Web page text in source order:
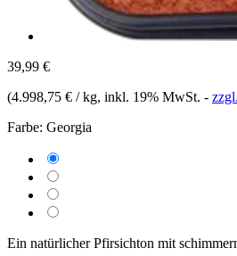
39,99 €
(4.998,75 € / kg, inkl. 19% MwSt. -
Farbe: Georgia
Ein natürlicher Pfirsichton mit